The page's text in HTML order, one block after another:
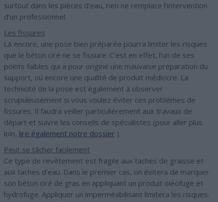
surtout dans les pièces d’eau, rien ne remplace l’intervention
d’un professionnel.
Les fissures
Là encore, une pose bien préparée pourra limiter les risques
que le béton ciré ne se fissure. C’est en effet, l’un de ses
points faibles qui a pour origine une mauvaise préparation du
support, ou encore une qualité de produit médiocre. La
technicité de la pose est également à observer
scrupuleusement si vous voulez éviter ces problèmes de
fissures. Il faudra veiller particulièrement aux travaux de
départ et suivre les conseils de spécialistes (pour aller plus
loin, lire également notre dossier ).
Peut se tâcher facilement
Ce type de revêtement est fragile aux taches de graisse et
aux taches d’eau. Dans le premier cas, on évitera de marquer
son béton ciré de gras en appliquant un produit oléofuge et
hydrofuge. Appliquer un imperméabilisant limitera les risques.